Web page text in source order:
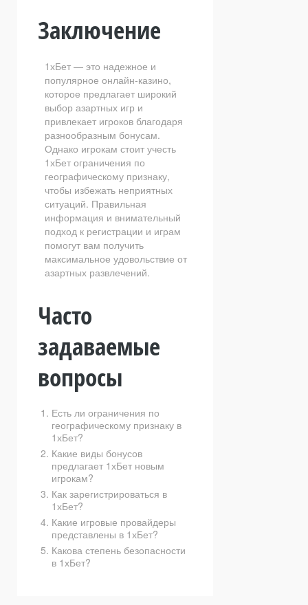
Заключение
1хБет — это надежное и
популярное онлайн-казино,
которое предлагает широкий
выбор азартных игр и
привлекает игроков благодаря
разнообразным бонусам.
Однако игрокам стоит учесть
1хБет ограничения по
географическому признаку,
чтобы избежать неприятных
ситуаций. Правильная
информация и внимательный
подход к регистрации и играм
помогут вам получить
максимальное удовольствие от
азартных развлечений.
Часто
задаваемые
вопросы
Есть ли ограничения по
географическому признаку в
1хБет?
Какие виды бонусов
предлагает 1хБет новым
игрокам?
Как зарегистрироваться в
1хБет?
Какие игровые провайдеры
представлены в 1хБет?
Какова степень безопасности
в 1хБет?